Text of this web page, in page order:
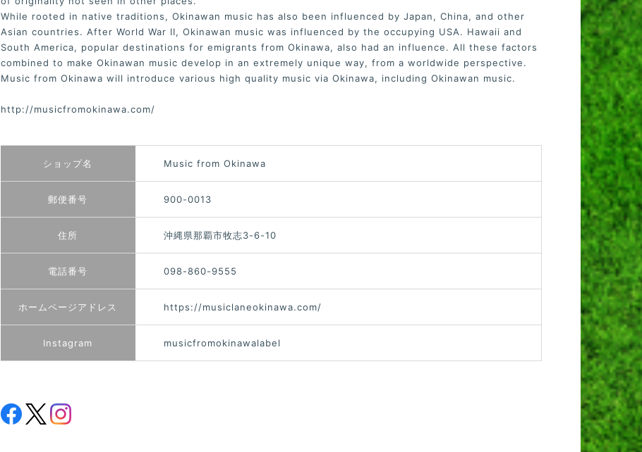
While rooted in native traditions, Okinawan music has also been influenced by Japan, China, and other
Asian countries. After World War II, Okinawan music was influenced by the occupying USA. Hawaii and
South America, popular destinations for emigrants from Okinawa, also had an influence. All these factors
combined to make Okinawan music develop in an extremely unique way, from a worldwide perspective.
Music from Okinawa will introduce various high quality music via Okinawa, including Okinawan music.
http://musicfromokinawa.com/
ショップ名 Music from Okinawa
郵便番号 900-0013
住所 沖縄県那覇市牧志3-6-10
電話番号 098-860-9555
ホームページアドレス https://musiclaneokinawa.com/
Instagram musicfromokinawalabel